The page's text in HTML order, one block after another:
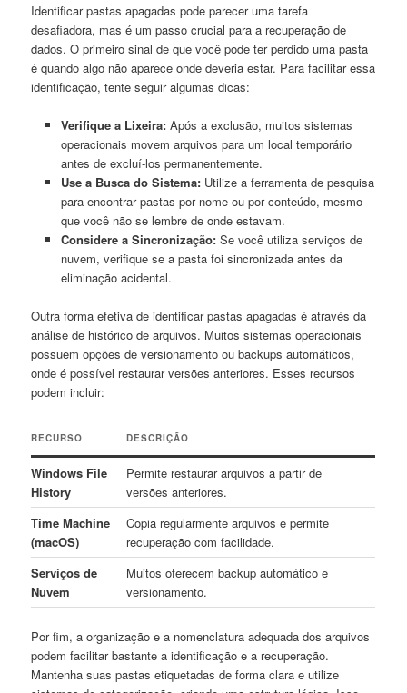
Identificar ⁤pastas apagadas pode parecer uma tarefa
⁣desafiadora, mas é um passo crucial para⁣ a recuperação de⁣
dados. O primeiro⁣ sinal de que você pode ter perdido uma pasta
é ⁣quando algo ‍não aparece onde⁣ deveria estar. Para​ facilitar essa
identificação, tente seguir‍ algumas dicas:
Verifique ⁤a Lixeira:Após a ⁣exclusão, muitos sistemas
operacionais⁤ movem ‍arquivos para um local ‌temporário
antes de excluí-los permanentemente.
Use a ⁤Busca⁢ do Sistema:Utilize ⁣a ferramenta‍ de pesquisa
⁤para‍ encontrar pastas por nome⁤ ou ‌por conteúdo, mesmo
que você não ⁢se lembre de onde​ estavam.
Considere a Sincronização:Se você ⁣utiliza serviços de
nuvem, verifique se a pasta foi sincronizada antes da
eliminação ‌acidental.
Outra⁢ forma⁣ efetiva de⁤ identificar pastas apagadas é através da
análise de histórico de arquivos. Muitos‍ sistemas operacionais‍
possuem opções de ‌versionamento ou ​backups ⁢automáticos,
onde é possível restaurar ⁢versões anteriores. Esses recursos
podem incluir:
RECURSO DESCRIÇÃO
Windows File
History
Permite restaurar arquivos a partir ⁢de
versões anteriores.
Time Machine
‍(macOS)
Copia regularmente arquivos e permite
‍recuperação com ⁢facilidade.
Serviços ‍de
Nuvem
Muitos oferecem backup automático e
versionamento.
Por ⁣fim, a ⁣organização​ e a nomenclatura adequada dos arquivos⁤
podem facilitar bastante a identificação e a recuperação.
Mantenha suas pastas ‌etiquetadas de forma clara e utilize